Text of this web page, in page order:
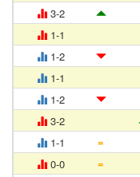
3-2
1-1
1-2
1-1
1-2
3-2
1-1
=
0-0
=